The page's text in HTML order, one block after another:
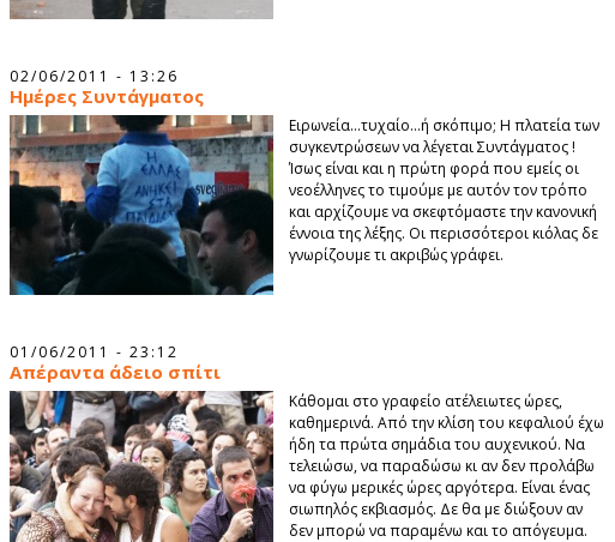
02/06/2011 - 13:26
Ημέρες Συντάγματος
Ειρωνεία…τυχαίο…ή σκόπιμο; Η πλατεία των
συγκεντρώσεων να λέγεται Συντάγματος !
Ίσως είναι και η πρώτη φορά που εμείς οι
νεοέλληνες το τιμούμε με αυτόν τον τρόπο
και αρχίζουμε να σκεφτόμαστε την κανονική
έννοια της λέξης. Οι περισσότεροι κιόλας δε
γνωρίζουμε τι ακριβώς γράφει.
01/06/2011 - 23:12
Απέραντα άδειο σπίτι
Κάθομαι στο γραφείο ατέλειωτες ώρες,
καθημερινά. Από την κλίση του κεφαλιού έχω
ήδη τα πρώτα σημάδια του αυχενικού. Να
τελειώσω, να παραδώσω κι αν δεν προλάβω
να φύγω μερικές ώρες αργότερα. Είναι ένας
σιωπηλός εκβιασμός. Δε θα με διώξουν αν
δεν μπορώ να παραμένω και το απόγευμα.